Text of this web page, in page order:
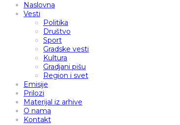
Naslovna
Vesti
Politika
Društvo
Sport
Gradske vesti
Kultura
Gradjani pišu
Region i svet
Emisije
Prilozi
Materijal iz arhive
O nama
Kontakt